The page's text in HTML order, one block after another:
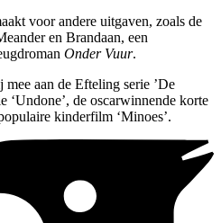
voor andere uitgaven, zoals de
en Brandaan, een
Onder Vuur.
aan de Efteling serie ’De
‘Undone’, de oscarwinnende korte
kinderfilm ‘Minoes’.